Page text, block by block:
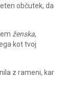
občutek, da
ženska,
kot tvoj
z rameni, kar